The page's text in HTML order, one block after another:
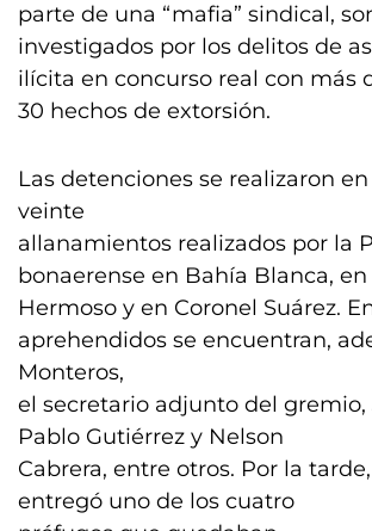
parte de una “mafia” sindical,
investigados por los delitos de
ilícita en concurso real con más
30 hechos de extorsión.
Las detenciones se realizaron
veinte
allanamientos realizados por la
bonaerense en Bahía Blanca,
Hermoso y en Coronel Suárez.
aprehendidos se encuentran,
Monteros,
el secretario adjunto del gremio,
Pablo Gutiérrez y Nelson
Cabrera, entre otros. Por la
entregó uno de los cuatro